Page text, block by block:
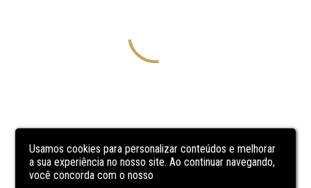
Usamos cookies para personalizar conteúdos e melhorar
a sua experiência no nosso site. Ao continuar navegando,
você concorda com o nosso